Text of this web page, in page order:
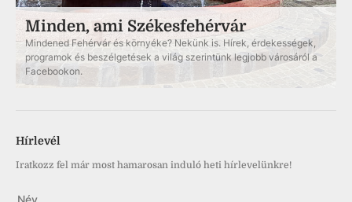
Minden, ami Székesfehérvár
Mindened Fehérvár és környéke? Nekünk is. Hírek, érdekességek,
programok és beszélgetések a világ szerintünk legjobb városáról a
Facebookon.
Hírlevél
Iratkozz fel már most hamarosan induló heti hírlevelünkre!